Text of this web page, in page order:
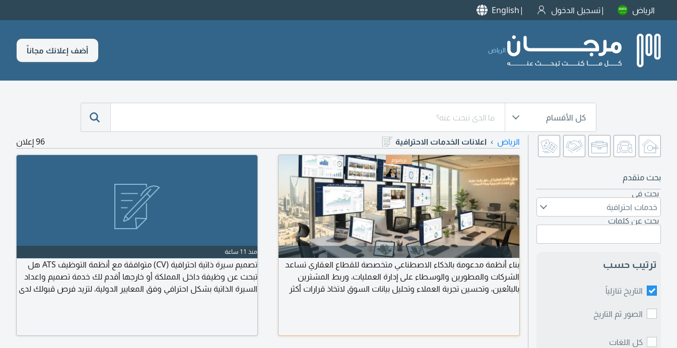
الرياض تسجيل الدخول English
الرياض أضف إعلانك مجاناً
كل الأقسام
بحث متقدم
بحث في
خدمات احترافية
بحث عن كلمات
ترتيب حسب
التاريخ تنازلياً
الصور ثم التاريخ
كل اللغات
الرياض اعلانات الخدمات الاحترافية 96 إعلان
بناء أنظمة مدعومة بالذكاء الاصطناعي متخصصة للقطاع العقاري تساعد
الشركات والمطورين والوسطاء على إدارة العمليات، وربط المشترين
بالبائعين، وتحسين تجربة العملاء وتحليل بيانات السوق لاتخاذ قرارات أكثر
منذ 11 ساعة
تصميم سيرة ذاتية احترافية (CV) متوافقة مع أنظمة التوظيف ATS هل
تبحث عن وظيفة داخل المملكة أو خارجها أقدم لك خدمة تصميم واعداد
السيرة الذاتية بشكل احترافي وفق المعايير الدولية، لتزيد فرص قبولك لدى